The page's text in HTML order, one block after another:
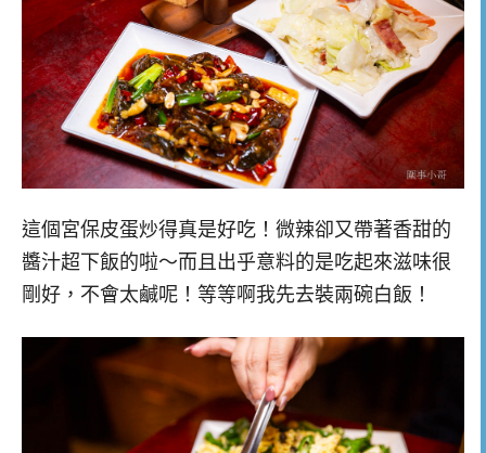
這個宮保皮蛋炒得真是好吃！微辣卻又帶著香甜的
醬汁超下飯的啦～而且出乎意料的是吃起來滋味很
剛好，不會太鹹呢！等等啊我先去裝兩碗白飯！